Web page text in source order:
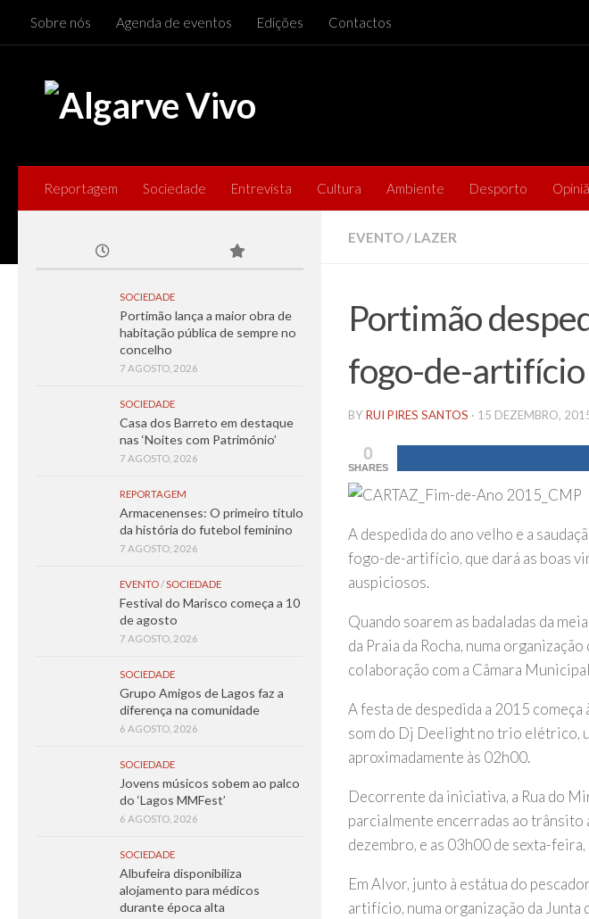
Skip to content
Sobre nós Agenda de eventos Edições Contactos
Reportagem Sociedade Entrevista Cultura Ambiente Desporto
EVENTO / LAZER
Portimão
fogo-de-
BY RUI PIRES SANTOS · 15 DEZEMBRO,
0
SHARES
A despedida do ano velho e a
fogo-de-artifício, que dará as boas
auspiciosos.
Quando soarem as badaladas da
da Praia da Rocha, numa
colaboração com a Câmara
A festa de despedida a 2015
som do Dj Deelight no trio elétrico,
aproximadamente às 02h00.
Decorrente da iniciativa, a Rua do
parcialmente encerradas ao
dezembro, e as 03h00 de sexta-
Em Alvor, junto à estátua do
artifício, numa organização da Junta
SOCIEDADE
Portimão lança a maior obra de
habitação pública de sempre no
concelho
7 AGOSTO, 2026
SOCIEDADE
Casa dos Barreto em destaque
nas ‘Noites com Património’
7 AGOSTO, 2026
REPORTAGEM
Armacenenses: O primeiro título
da história do futebol feminino
7 AGOSTO, 2026
EVENTO/SOCIEDADE
Festival do Marisco começa a 10
de agosto
7 AGOSTO, 2026
SOCIEDADE
Grupo Amigos de Lagos faz a
diferença na comunidade
6 AGOSTO, 2026
SOCIEDADE
Jovens músicos sobem ao palco
do ‘Lagos MMFest’
6 AGOSTO, 2026
SOCIEDADE
Albufeira disponibiliza
alojamento para médicos
durante época alta